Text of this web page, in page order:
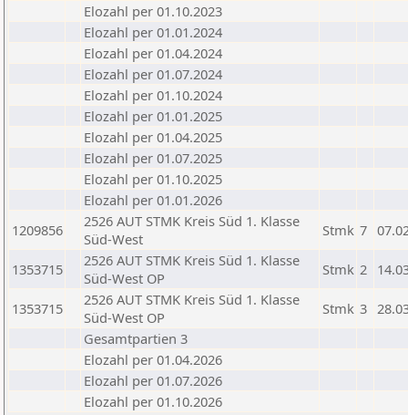
Elozahl per 01.10.2023
Elozahl per 01.01.2024
Elozahl per 01.04.2024
Elozahl per 01.07.2024
Elozahl per 01.10.2024
Elozahl per 01.01.2025
Elozahl per 01.04.2025
Elozahl per 01.07.2025
Elozahl per 01.10.2025
Elozahl per 01.01.2026
1209856
2526 AUT STMK Kreis Süd 1. Klasse
Süd-West
Stmk 7
1353715
2526 AUT STMK Kreis Süd 1. Klasse
Süd-West OP
Stmk 2
1353715
2526 AUT STMK Kreis Süd 1. Klasse
Süd-West OP
Stmk 3
Gesamtpartien 3
Elozahl per 01.04.2026
Elozahl per 01.07.2026
Elozahl per 01.10.2026